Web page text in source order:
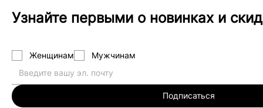
Узнайте первыми о новинках и
Женщинам Мужчинам
Подписаться